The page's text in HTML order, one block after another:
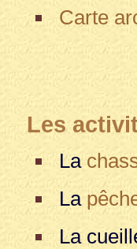
Carte
Les
La
La
La